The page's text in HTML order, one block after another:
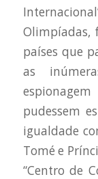
Olimpíadas,
países que
as
pudessem
igualdade
Tomé e
“Centro de